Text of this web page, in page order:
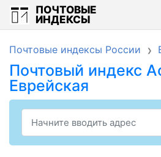
ПОЧТОВЫЕ
ИНДЕКСЫ
Почтовые индексы России
Почтовый индекс
Еврейская